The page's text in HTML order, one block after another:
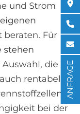
und Strom
beraten. Für
stehen
die
rentabel
bei der
ANFRAGE